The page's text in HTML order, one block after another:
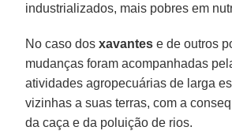
industrializados, mais pobres em
No caso dosxavantes e de outros
mudanças foram acompanhadas
atividades agropecuárias de larga
vizinhas a suas terras, com a
da caça e da poluição de rios.